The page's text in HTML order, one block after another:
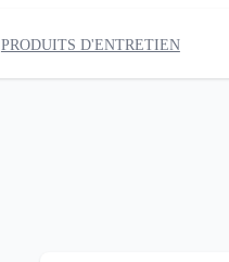
PRODUITS D'ENTRETIEN